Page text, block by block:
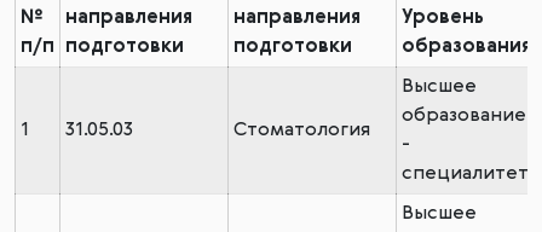
№
п/п
направления
подготовки
направления
подготовки
Уровень
образования
1 31.05.03 Стоматология
Высшее
образование
-
специалитет
Высшее